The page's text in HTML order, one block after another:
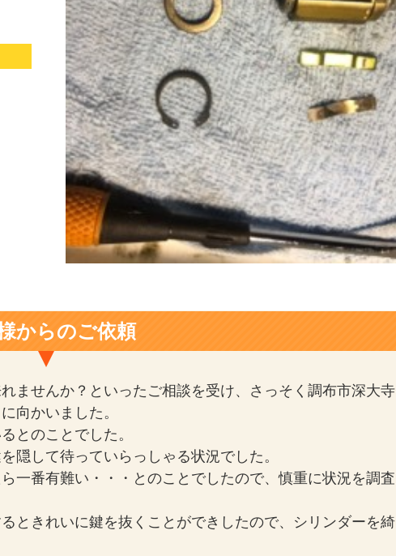
からのご依頼
ませんか？といったご相談を受け、さっそく調布市深大寺
向かいました。
とのことでした。
隠して待っていらっしゃる状況でした。
一番有難い・・・とのことでしたので、慎重に状況を調査
ときれいに鍵を抜くことができしたので、シリンダーを綺